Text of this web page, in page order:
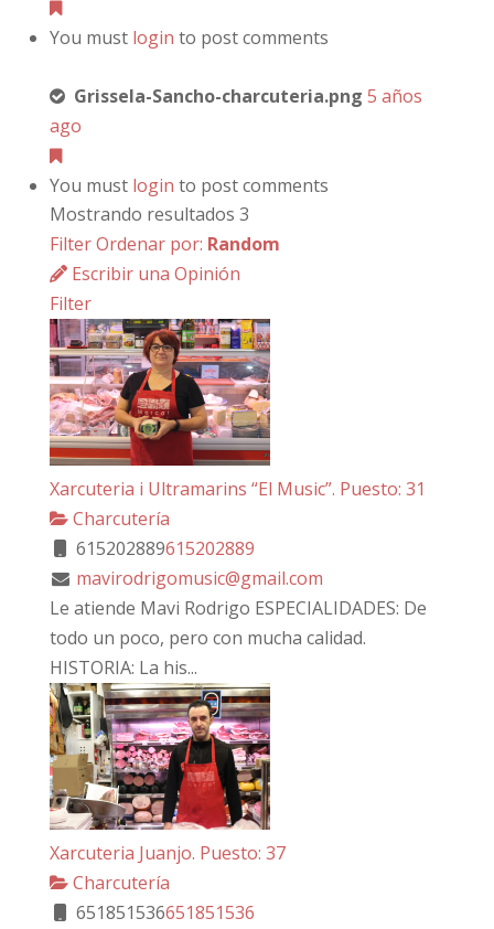
You must login to post comments
Grissela-Sancho-charcuteria.png 5 años
ago
You must login to post comments
Mostrando resultados 3
FilterOrdenar por: Random
Escribir una Opinión
Filter
Xarcuteria i Ultramarins “El Music”. Puesto: 31
Charcutería
615202889615202889
mavirodrigomusic@gmail.com
Le atiende Mavi Rodrigo ESPECIALIDADES: De
todo un poco, pero con mucha calidad.
HISTORIA: La his...
Xarcuteria Juanjo. Puesto: 37
Charcutería
651851536651851536